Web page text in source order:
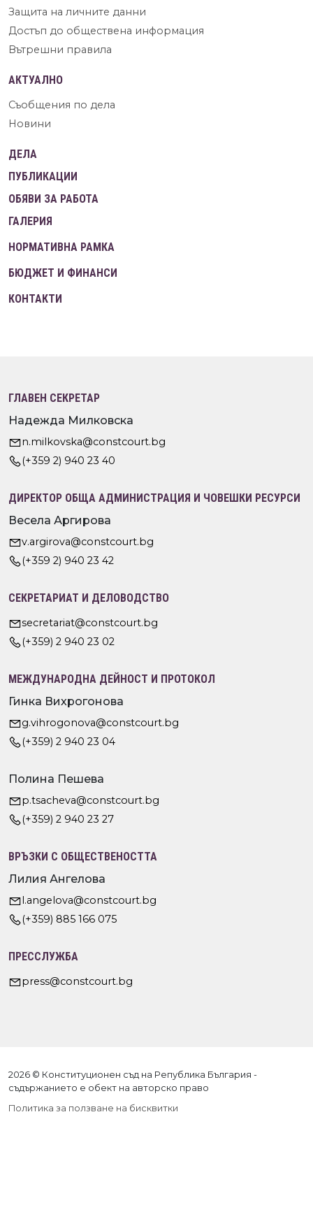
Защита на личните данни
Достъп до обществена информация
Вътрешни правила
АКТУАЛНО
Съобщения по дела
Новини
ДЕЛА
ПУБЛИКАЦИИ
ОБЯВИ ЗА РАБОТА
ГАЛЕРИЯ
НОРМАТИВНА РАМКА
БЮДЖЕТ И ФИНАНСИ
КОНТАКТИ
ГЛАВЕН СЕКРЕТАР
Надежда Милковска
n.milkovska@constcourt.bg
(+359 2) 940 23 40
ДИРЕКТОР ОБЩА АДМИНИСТРАЦИЯ И ЧОВЕШКИ РЕСУРСИ
Весела Аргирова
v.argirova@constcourt.bg
(+359 2) 940 23 42
СЕКРЕТАРИАТ И ДЕЛОВОДСТВО
secretariat@constcourt.bg
(+359) 2 940 23 02
МЕЖДУНАРОДНА ДЕЙНОСТ И ПРОТОКОЛ
Гинка Вихрогонова
g.vihrogonova@constcourt.bg
(+359) 2 940 23 04
Полина Пешева
p.tsacheva@constcourt.bg
(+359) 2 940 23 27
ВРЪЗКИ С ОБЩЕСТВЕНОСТТА
Лилия Ангелова
l.angelova@constcourt.bg
(+359) 885 166 075
ПРЕССЛУЖБА
press@constcourt.bg
2026 © Конституционен съд на Република България -
съдържанието е обект на авторско право
Политика за ползване на бисквитки